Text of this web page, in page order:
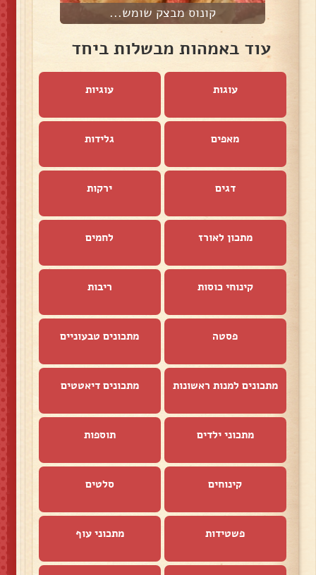
קונוס מבצק שומש...
עוד באמהות מבשלות ביחד
עוגות עוגיות
מאפים גלידות
דגים ירקות
מתכון לאורז לחמים
קינוחי כוסות ריבות
פסטה מתכונים טבעוניים
מתכונים למנות ראשונות מתכונים דיאטטים
מתכוני ילדים תוספות
קינוחים סלטים
פשטידות מתכוני עוף